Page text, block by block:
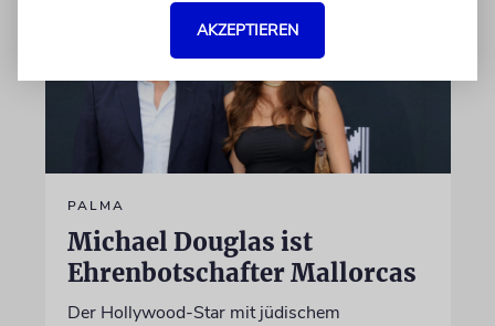
PALMA
Michael Douglas ist
Ehrenbotschafter Mallorcas
Der Hollywood-Star mit jüdischem
AKZEPTIEREN